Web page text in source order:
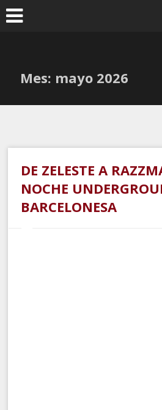
Ir
al
Mes: mayo 2026
DE ZELESTE A
NOCHE
BARCELONESA